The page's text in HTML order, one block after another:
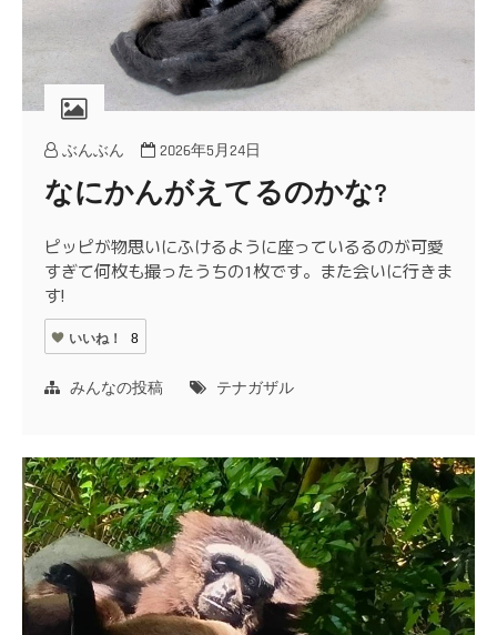
ぶんぶん 2026年5月24日
なにかんがえてるのかな?
ピッピが物思いにふけるように座っているるのが可愛
すぎて何枚も撮ったうちの1枚です。また会いに行きま
す!
いいね！ 8
みんなの投稿 テナガザル